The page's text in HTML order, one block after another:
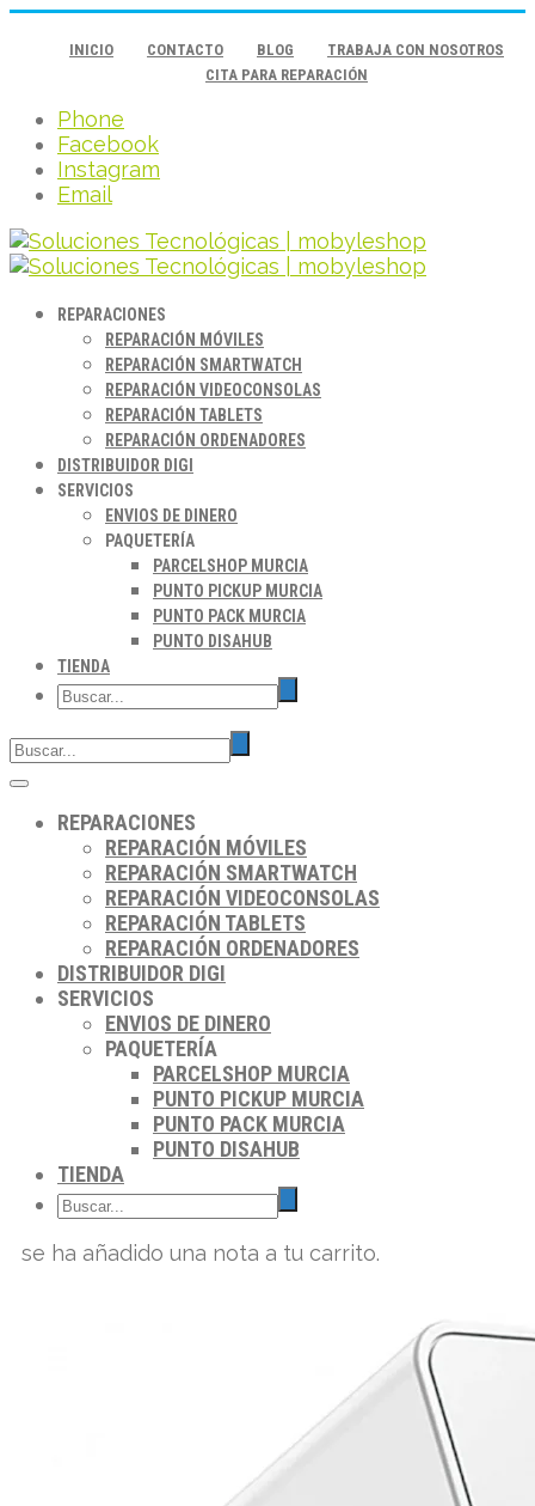
INICIO CONTACTO BLOG
TRABAJA CON NOSOTROS
CITA PARA REPARACIÓN
Phone
Facebook
Instagram
Email
REPARACIONES
REPARACIÓN MÓVILES
REPARACIÓN SMARTWATCH
REPARACIÓN VIDEOCONSOLAS
REPARACIÓN TABLETS
REPARACIÓN ORDENADORES
DISTRIBUIDOR DIGI
SERVICIOS
ENVIOS DE DINERO
PAQUETERÍA
PARCELSHOP MURCIA
PUNTO PICKUP MURCIA
PUNTO PACK MURCIA
PUNTO DISAHUB
TIENDA
REPARACIONES
REPARACIÓN MÓVILES
REPARACIÓN SMARTWATCH
REPARACIÓN VIDEOCONSOLAS
REPARACIÓN TABLETS
REPARACIÓN ORDENADORES
DISTRIBUIDOR DIGI
SERVICIOS
ENVIOS DE DINERO
PAQUETERÍA
PARCELSHOP MURCIA
PUNTO PICKUP MURCIA
PUNTO PACK MURCIA
PUNTO DISAHUB
TIENDA
se ha añadido una nota a tu carrito.